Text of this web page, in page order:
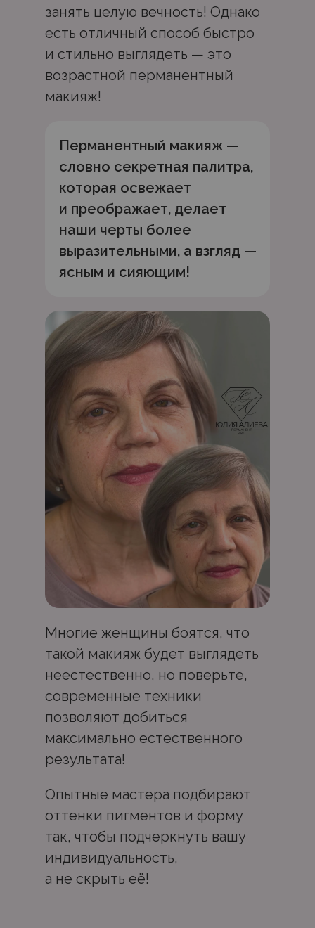
Перманентный макияж —
словно секретная палитра,
которая освежает
и преображает, делает
наши черты более
выразительными, а взгляд —
ясным и сияющим!
Опытные мастера подбирают
оттенки пигментов и форму
так, чтобы подчеркнуть вашу
индивидуальность,
а не скрыть её!
Многие женщины боятся, что
такой макияж будет выглядеть
неестественно, но поверьте,
современные техники
позволяют добиться
максимально естественного
результата!
занять целую вечность! Однако
есть отличный способ быстро
и стильно выглядеть — это
возрастной перманентный
макияж!